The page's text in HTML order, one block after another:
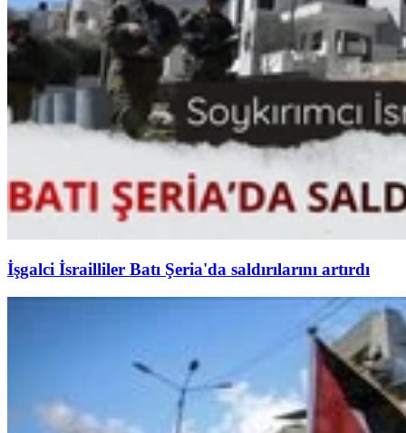
İşgalci İsrailliler Batı Şeria'da saldırılarını artırdı